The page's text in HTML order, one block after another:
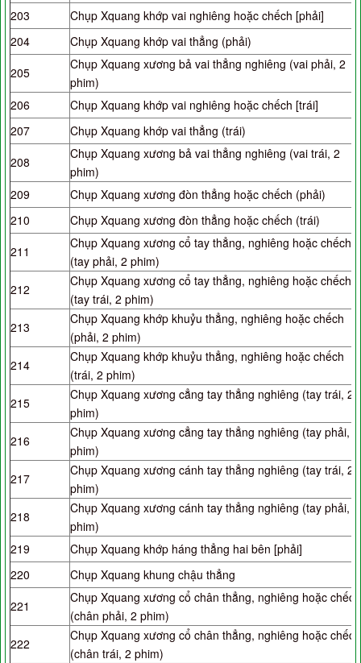
203
Chụp Xquang khớp vai nghiêng hoặc chếch [phải]
204
Chụp Xquang khớp vai thẳng (phải)
205
Chụp Xquang xương bả vai thẳng nghiêng (vai phải, 2
phim)
206
Chụp Xquang khớp vai nghiêng hoặc chếch [trái]
207
Chụp Xquang khớp vai thẳng (trái)
208
Chụp Xquang xương bả vai thẳng nghiêng (vai trái, 2
phim)
209
Chụp Xquang xương đòn thẳng hoặc chếch (phải)
210
Chụp Xquang xương đòn thẳng hoặc chếch (trái)
211
Chụp Xquang xương cổ tay thẳng, nghiêng hoặc chếch
(tay phải, 2 phim)
212
Chụp Xquang xương cổ tay thẳng, nghiêng hoặc chếch
(tay trái, 2 phim)
213
Chụp Xquang khớp khuỷu thẳng, nghiêng hoặc chếch
(phải, 2 phim)
214
Chụp Xquang khớp khuỷu thẳng, nghiêng hoặc chếch
(trái, 2 phim)
215
Chụp Xquang xương cẳng tay thẳng nghiêng (tay trái, 2
phim)
216
Chụp Xquang xương cẳng tay thẳng nghiêng (tay phải, 2
phim)
217
Chụp Xquang xương cánh tay thẳng nghiêng (tay trái, 2
phim)
218
Chụp Xquang xương cánh tay thẳng nghiêng (tay phải, 2
phim)
219
Chụp Xquang khớp háng thẳng hai bên [phải]
220
Chụp Xquang khung chậu thẳng
221
Chụp Xquang xương cổ chân thẳng, nghiêng hoặc chếch
(chân phải, 2 phim)
222
Chụp Xquang xương cổ chân thẳng, nghiêng hoặc chếch
(chân trái, 2 phim)